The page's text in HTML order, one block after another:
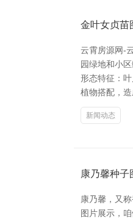
金叶女贞苗
云霄房源网-
园绿地和小
形态特征：
植物搭配，
新闻动态
康乃馨种子
康乃馨，又
图片展示，